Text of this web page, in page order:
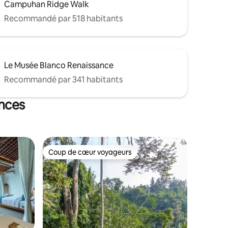
Campuhan Ridge Walk
Recommandé par 518 habitants
Le Musée Blanco Renaissance
Recommandé par 341 habitants
Coup de cœur voyageurs
Coup de cœur voyageurs